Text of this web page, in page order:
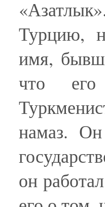
Турцию,
имя,
что
намаз.
он